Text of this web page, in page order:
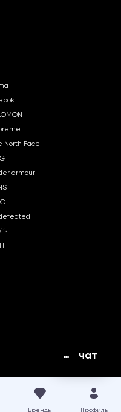
North Face
armour
Бренды Профиль
чат